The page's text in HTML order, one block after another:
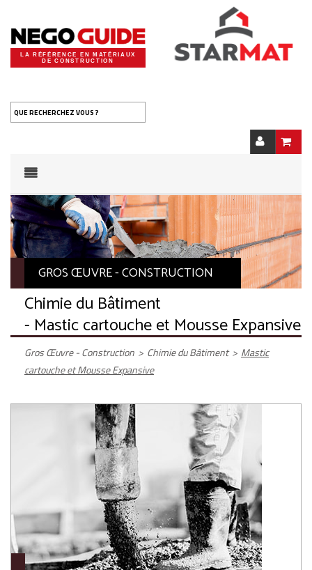
LA RÉFÉRENCE EN MATÉRIAUX
DE CONSTRUCTION
QUE RECHERCHEZ VOUS ?
GROS ŒUVRE - CONSTRUCTION
Chimie du Bâtiment
- Mastic cartouche et Mousse Expansive
Gros Œuvre - Construction > Chimie du Bâtiment > Mastic
cartouche et Mousse Expansive